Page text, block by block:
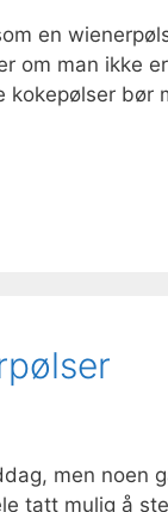
en
om man ikke
kokepølser
men noen
tatt mulig å